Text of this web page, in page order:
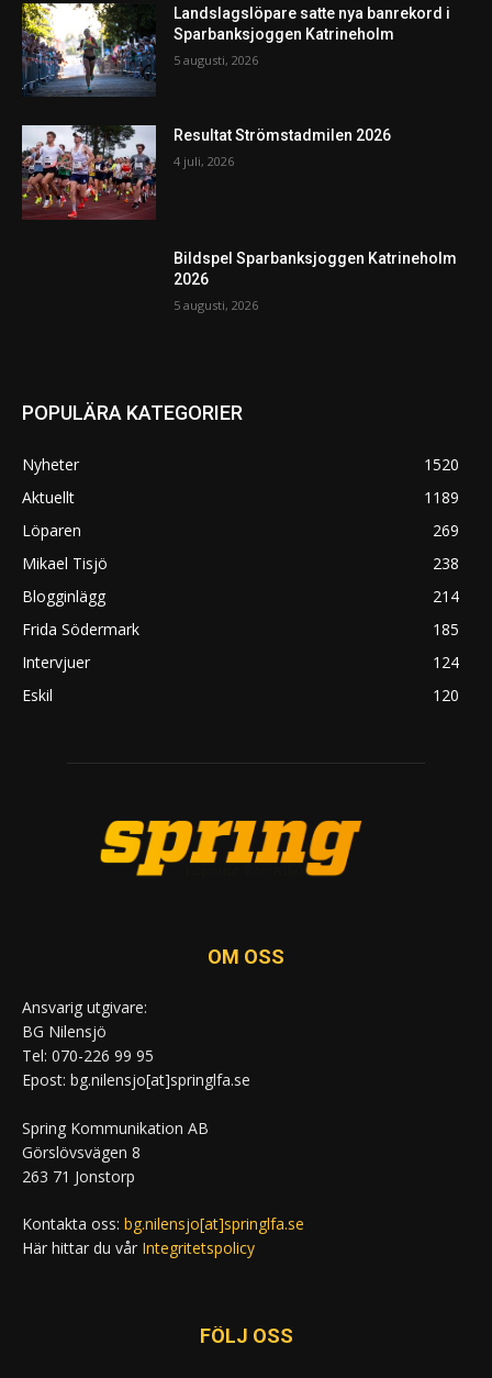
Landslagslöpare satte nya banrekord i
Sparbanksjoggen Katrineholm
5 augusti, 2026
Resultat Strömstadmilen 2026
4 juli, 2026
Bildspel Sparbanksjoggen Katrineholm
2026
5 augusti, 2026
POPULÄRA KATEGORIER
Nyheter
1520
Aktuellt
1189
Löparen
269
Mikael Tisjö
238
Blogginlägg
214
Frida Södermark
185
Intervjuer
124
Eskil
120
OM OSS
Ansvarig utgivare:
BG Nilensjö
Tel: 070-226 99 95
Epost: bg.nilensjo[at]springlfa.se
Spring Kommunikation AB
Görslövsvägen 8
263 71 Jonstorp
Kontakta oss: bg.nilensjo[at]springlfa.se
Här hittar du vår Integritetspolicy
FÖLJ OSS